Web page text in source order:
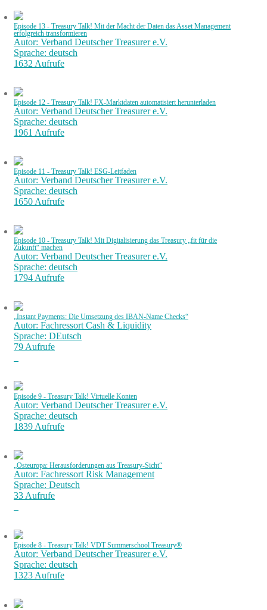
Episode 13 - Treasury Talk! Mit der Macht der Daten das Asset Management
erfolgreich transformieren
Autor: Verband Deutscher Treasurer e.V.
Sprache: deutsch
1632 Aufrufe
Episode 12 - Treasury Talk! FX-Marktdaten automatisiert herunterladen
Autor: Verband Deutscher Treasurer e.V.
Sprache: deutsch
1961 Aufrufe
Episode 11 - Treasury Talk! ESG-Leitfaden
Autor: Verband Deutscher Treasurer e.V.
Sprache: deutsch
1650 Aufrufe
Episode 10 - Treasury Talk! Mit Digitalisierung das Treasury „fit für die
Zukunft“ machen
Autor: Verband Deutscher Treasurer e.V.
Sprache: deutsch
1794 Aufrufe
„Instant Payments: Die Umsetzung des IBAN-Name Checks“
Autor: Fachressort Cash & Liquidity
Sprache: DEutsch
79 Aufrufe
Episode 9 - Treasury Talk! Virtuelle Konten
Autor: Verband Deutscher Treasurer e.V.
Sprache: deutsch
1839 Aufrufe
„Osteuropa: Herausforderungen aus Treasury-Sicht“
Autor: Fachressort Risk Management
Sprache: Deutsch
33 Aufrufe
Episode 8 - Treasury Talk! VDT Summerschool Treasury®
Autor: Verband Deutscher Treasurer e.V.
Sprache: deutsch
1323 Aufrufe